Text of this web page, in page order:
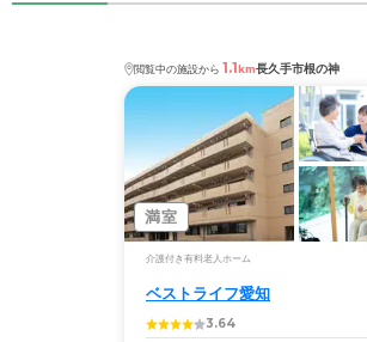
閲覧中の施設から 1.1km長久手市根の神
満室
介護付き有料老人ホーム
ベストライフ愛知
3.64